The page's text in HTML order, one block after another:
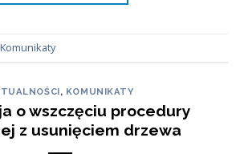
Komunikaty
, KOMUNIKATY
o wszczęciu procedury
z usunięciem drzewa